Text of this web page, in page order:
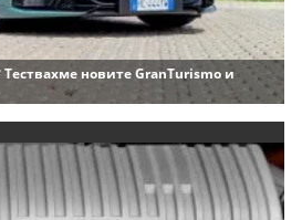
новите GranTurismo и